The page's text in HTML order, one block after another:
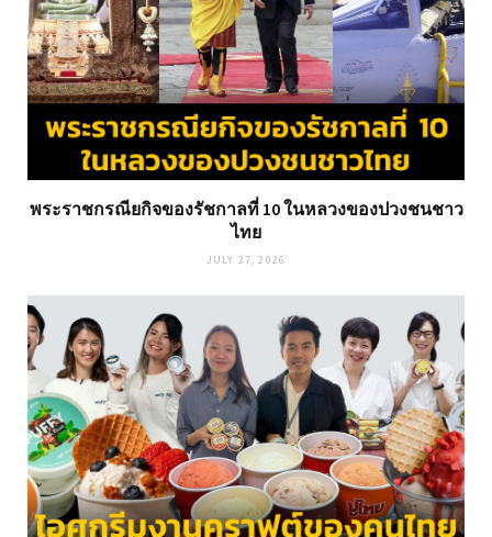
พระราชกรณียกิจของรัชกาลที่ 10 ในหลวงของปวงชนชาว
ไทย
JULY 27, 2026